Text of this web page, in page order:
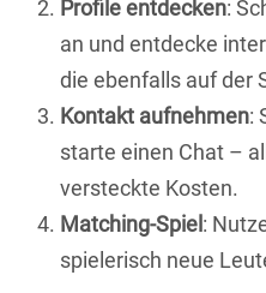
Profile entdecken:
an und entdecke
die ebenfalls auf der
Kontakt aufnehmen:
starte einen Chat –
versteckte Kosten.
Matching-Spiel :
spielerisch neue